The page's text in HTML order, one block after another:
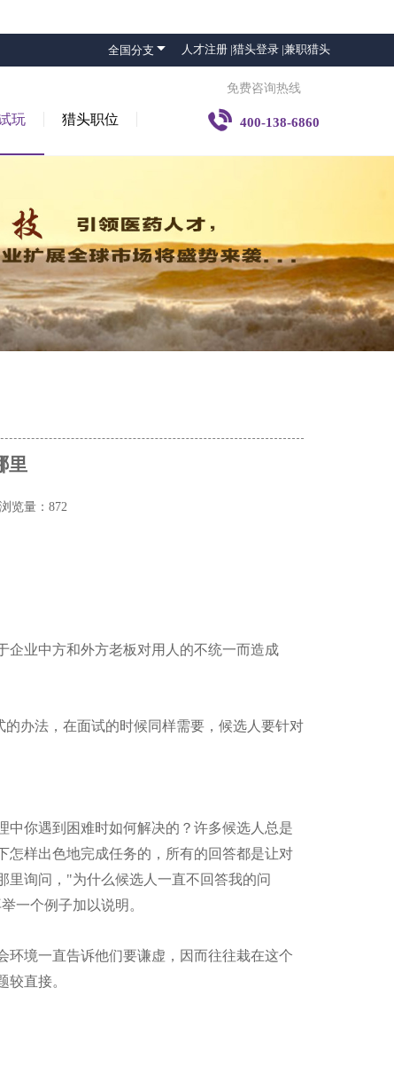
全国分支  人才注册 |猎头登录 |兼职猎头
玩 猎头职位
免费咨询热线
 400-138-6860
里
浏览量：872
企业中方和外方老板对用人的不统一而造成
办法，在面试的时候同样需要，候选人要针对
你遇到困难时如何解决的？许多候选人总是
怎样出色地完成任务的，所有的回答都是让对
里询问，"为什么候选人一直不回答我的问
一个例子加以说明。
环境一直告诉他们要谦虚，因而往往栽在这个
直接。